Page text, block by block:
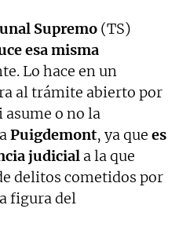
Supremo (TS)
esa misma
Lo hace en un
al trámite abierto por
o no la
Puigdemont, ya que es
judicial a la que
delitos cometidos por
figura del